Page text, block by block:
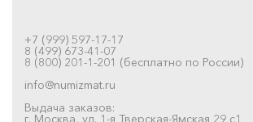
+7 (999) 597-17-17
8 (499) 673-41-07
8 (800) 201-1-201 (бесплатно по России)
info@numizmat.ru
Выдача заказов:
г. Москва, ул. 1-я Тверская-Ямская 29 с1